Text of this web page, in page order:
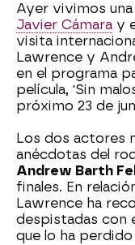
Ayer vivimos
Javier Cámara y
visita
Lawrence y
en el programa
película, 'Sin
próximo 23 de
Los dos actores
anécdotas del
Andrew Barth
finales. En
Lawrence ha
despistadas con
que lo ha